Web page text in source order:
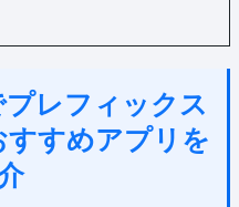
レフィックス
すすめアプリを